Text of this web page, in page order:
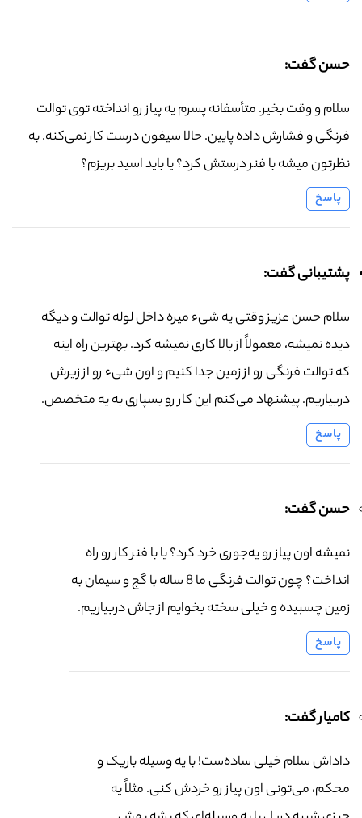
حسن گفت:
سلام و وقت بخیر. متأسفانه پسرم یه پیاز رو انداخته توی توالت
فرنگی و فشارش داده پایین. حالا سیفون درست کار نمی‌کنه. به
نظرتون میشه با فنر درستش کرد؟ یا باید اسید بریزم؟
پاسخ
پشتیبانی گفت:
سلام حسن عزیز وقتی یه شیء میره داخل لوله توالت و دیگه
دیده نمیشه، معمولاً از بالا کاری نمیشه کرد. بهترین راه اینه
که توالت فرنگی رو از زمین جدا کنیم و اون شیء رو از زیرش
دربیاریم. پیشنهاد می‌کنم این کار رو بسپاری به یه متخصص.
پاسخ
حسن گفت:
نمیشه اون پیاز رو یه‌جوری خرد کرد؟ یا با فنر کار رو راه
انداخت؟ چون توالت فرنگی ما 8 ساله با گچ و سیمان به
زمین چسبیده و خیلی سخته بخوایم از جاش دربیاریم.
پاسخ
کامیار گفت:
داداش سلام خیلی ساده‌ست! با یه وسیله باریک و
محکم، می‌تونی اون پیاز رو خردش کنی. مثلاً یه